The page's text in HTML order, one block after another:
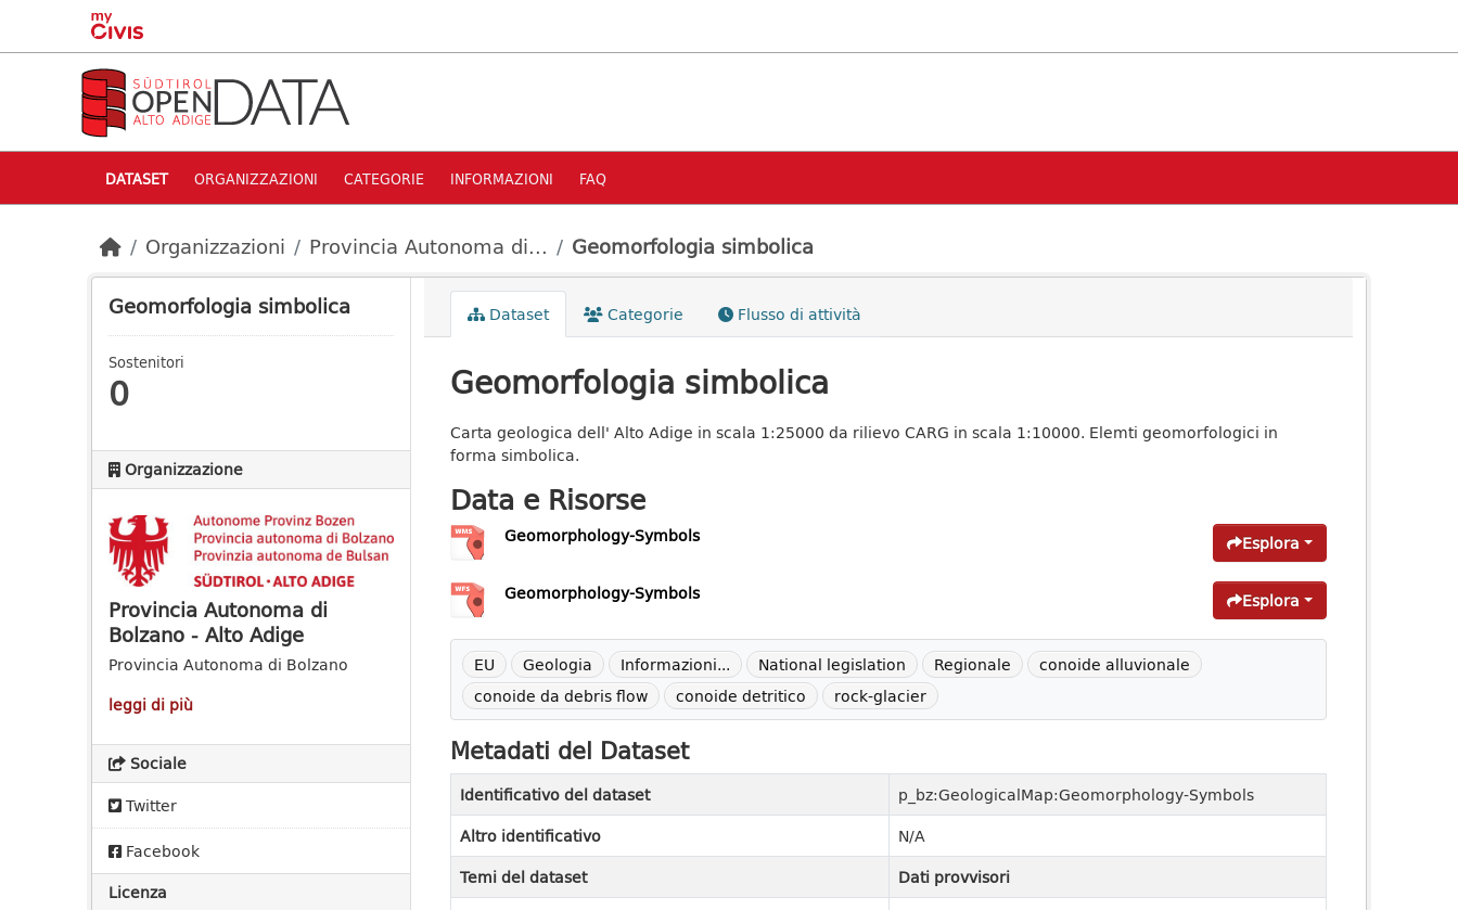
Skip to main content
DATASET ORGANIZZAZIONI CATEGORIE INFORMAZIONI FAQ
Organizzazioni Provincia Autonoma di... Geomorfologia simbolica
Geomorfologia simbolica
Sostenitori
0
Organizzazione
Provincia Autonoma di
Bolzano - Alto Adige
Provincia Autonoma di Bolzano
leggi di più
Sociale
Twitter
Facebook
Licenza
Dataset Categorie Flusso di attività
Geomorfologia simbolica
Carta geologica dell' Alto Adige in scala 1:25000 da rilievo CARG in scala 1:10000. Elemti geomorfologici in
forma simbolica.
Data e Risorse
Geomorphology-Symbols Esplora
Geomorphology-Symbols Esplora
EU Geologia Informazioni... National legislation Regionale
conoide alluvionale
conoide da debris flow
conoide detritico rock-glacier
Metadati del Dataset
Identificativo del dataset
p_bz:GeologicalMap:Geomorphology-Symbols
Altro identificativo
N/A
Temi del dataset
Dati provvisori